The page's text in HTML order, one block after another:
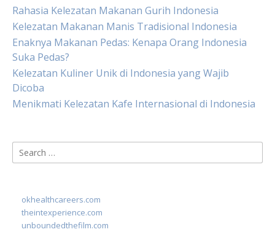
Rahasia Kelezatan Makanan Gurih Indonesia
Kelezatan Makanan Manis Tradisional Indonesia
Enaknya Makanan Pedas: Kenapa Orang Indonesia
Suka Pedas?
Kelezatan Kuliner Unik di Indonesia yang Wajib
Dicoba
Menikmati Kelezatan Kafe Internasional di Indonesia
Search
for:
okhealthcareers.com
theintexperience.com
unboundedthefilm.com